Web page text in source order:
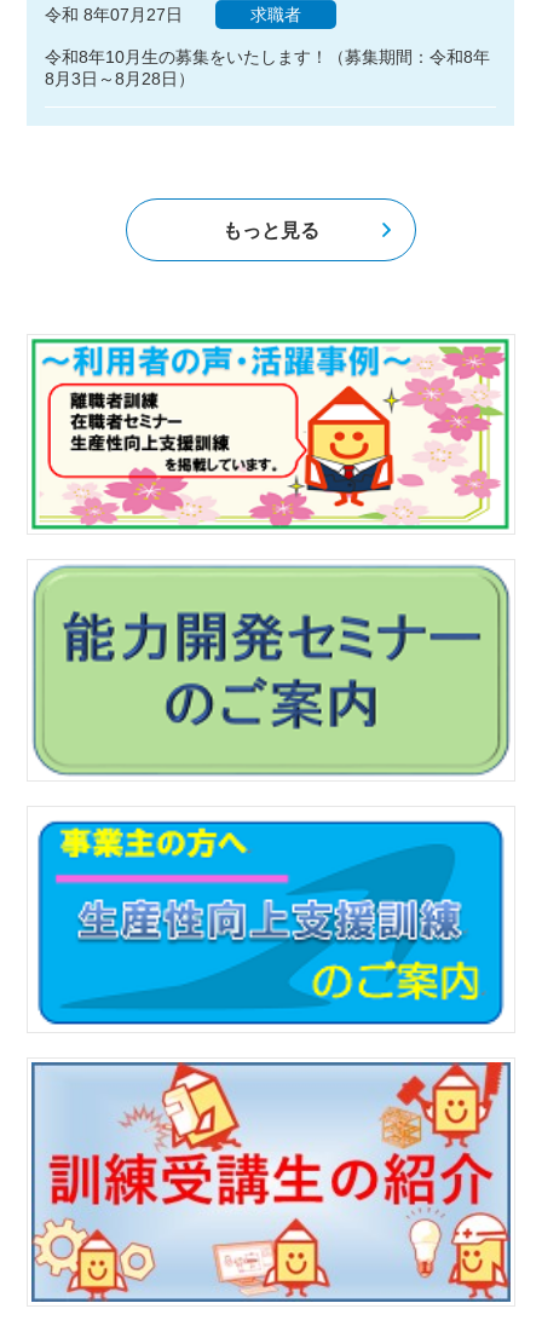
令和 8年07月27日 求職者
令和8年10月生の募集をいたします！（募集期間：令和8年
8月3日～8月28日）
もっと見る